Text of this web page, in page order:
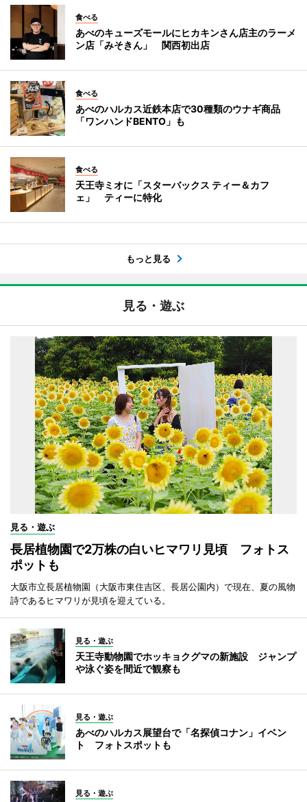
食べる
あべのキューズモールにヒカキンさん店主のラーメ
ン店「みそきん」 関西初出店
食べる
あべのハルカス近鉄本店で30種類のウナギ商品
「ワンハンドBENTO」も
食べる
天王寺ミオに「スターバックス ティー＆カフ
ェ」 ティーに特化
もっと見る
見る・遊ぶ
見る・遊ぶ
長居植物園で2万株の白いヒマワリ見頃 フォトス
ポットも
大阪市立長居植物園（大阪市東住吉区、長居公園内）で現在、夏の風物
詩であるヒマワリが見頃を迎えている。
見る・遊ぶ
天王寺動物園でホッキョクグマの新施設 ジャンプ
や泳ぐ姿を間近で観察も
見る・遊ぶ
あべのハルカス展望台で「名探偵コナン」イベン
ト フォトスポットも
見る・遊ぶ